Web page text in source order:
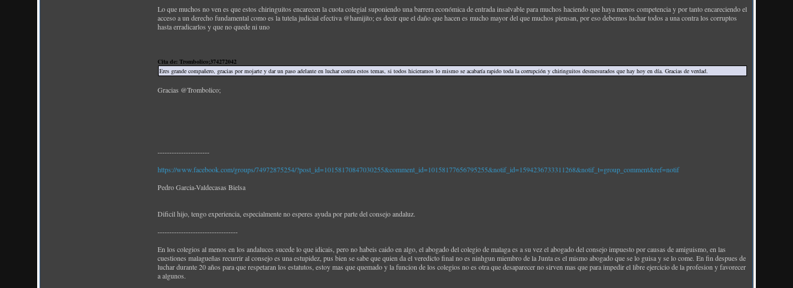
Lo que muchos no ven es que estos chiringuitos encarecen la cuota colegial suponiendo una barrera económica de entrada insalvable para muchos haciendo que haya menos competencia y por tanto encareciendo el
acceso a un derecho fundamental como es la tutela judicial efectiva @hamijito; es decir que el daño que hacen es mucho mayor del que muchos piensan, por eso debemos luchar todos a una contra los corruptos
hasta erradicarlos y que no quede ni uno
Cita de: Trombolico;374272042
Eres grande compañero, gracias por mojarte y dar un paso adelante en luchar contra estos temas, si todos hicieramos lo mismo se acabaría rapido toda la corrupción y chiringuitos desmesurados que hay hoy en día. Gracias de verdad.
Gracias @Trombolico;
----------------------
https://www.facebook.com/groups/74972875254/?post_id=10158170847030255&comment_id=10158177656795255&notif_id=1594236733311268&notif_t=group_comment&ref=notif
Pedro Garcia-Valdecasas Bielsa
Dificil hijo, tengo experiencia, especialmente no esperes ayuda por parte del consejo andaluz.
----------------------------------
En los colegios al menos en los andaluces sucede lo que idicais, pero no habeis caido en algo, el abogado del colegio de malaga es a su vez el abogado del consejo impuesto por causas de amiguismo, en las
cuestiones malagueñas recurrir al consejo es una estupidez, pus bien se sabe que quien da el veredicto final no es ninhgun miembro de la Junta es el mismo abogado que se lo guisa y se lo come. En fin despues de
luchar durante 20 años para que respetaran los estatutos, estoy mas que quemado y la funcion de los colegios no es otra que desaparecer no sirven mas que para impedir el libre ejercicio de la profesion y favorecer
a algunos.